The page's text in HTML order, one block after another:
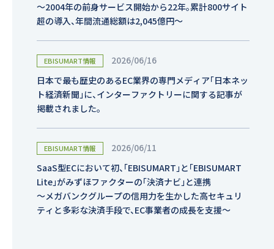
～2004年の前身サービス開始から22年。累計800サイト
超の導入、年間流通総額は2,045億円～
EBISUMART情報
2026/06/16
日本で最も歴史のあるEC業界の専門メディア「日本ネッ
ト経済新聞」に、インターファクトリーに関する記事が
掲載されました。
EBISUMART情報
2026/06/11
SaaS型ECにおいて初、「EBISUMART」と「EBISUMART
Lite」がみずほファクターの「決済ナビ」と連携
～メガバンクグループの信用力を生かした高セキュリ
ティと多彩な決済手段で、EC事業者の成長を支援～